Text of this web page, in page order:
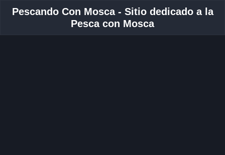
Pescando Con Mosca - Sitio dedicado a la
Pesca con Mosca